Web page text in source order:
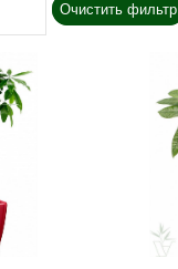
Очистить фильтр